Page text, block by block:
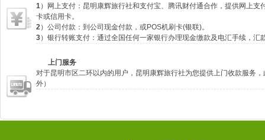
1）网上支付：昆明康辉旅行社和支付宝、腾讯财付通合作，提供网上支
卡或信用卡。
2）公司付款：到公司现金付款，或POS机刷卡(银联)。
3）银行转账支付：通过全国任何一家银行办理现金缴款及电汇手续，汇
上门服务
对于昆明市区二环以内的用户，昆明康辉旅行社为您提供上门收款服务
外）